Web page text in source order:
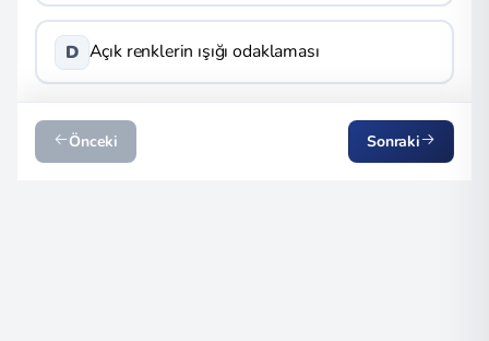
D Açık renklerin ışığı odaklaması
Önceki Sonraki